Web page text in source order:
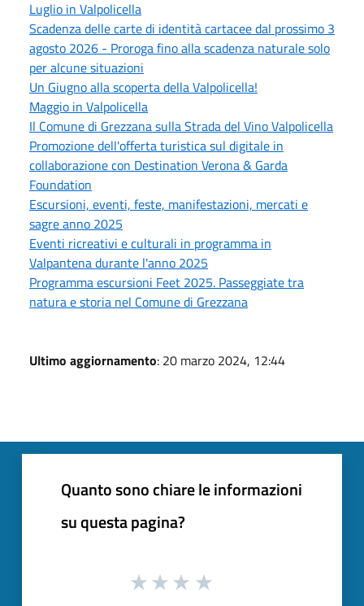
Luglio in Valpolicella
Scadenza delle carte di identità cartacee dal prossimo 3
agosto 2026 - Proroga fino alla scadenza naturale solo
per alcune situazioni
Un Giugno alla scoperta della Valpolicella!
Maggio in Valpolicella
Il Comune di Grezzana sulla Strada del Vino Valpolicella
Promozione dell'offerta turistica sul digitale in
collaborazione con Destination Verona & Garda
Foundation
Escursioni, eventi, feste, manifestazioni, mercati e
sagre anno 2025
Eventi ricreativi e culturali in programma in
Valpantena durante l'anno 2025
Programma escursioni Feet 2025. Passeggiate tra
natura e storia nel Comune di Grezzana
Ultimo aggiornamento: 20 marzo 2024, 12:44
Quanto sono chiare le informazioni
su questa pagina?